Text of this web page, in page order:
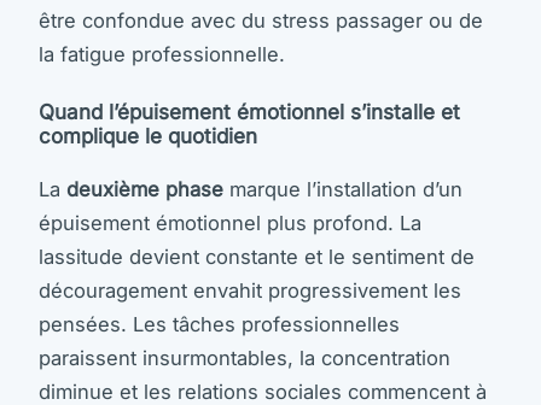
être confondue avec du stress passager ou de
la fatigue professionnelle.
Quand l’épuisement émotionnel s’installe et
complique le quotidien
La deuxième phase marque l’installation d’un
épuisement émotionnel plus profond. La
lassitude devient constante et le sentiment de
découragement envahit progressivement les
pensées. Les tâches professionnelles
paraissent insurmontables, la concentration
diminue et les relations sociales commencent à